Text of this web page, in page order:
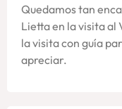
Quedamos tan
Lietta en la visita al
la visita con guía
apreciar.